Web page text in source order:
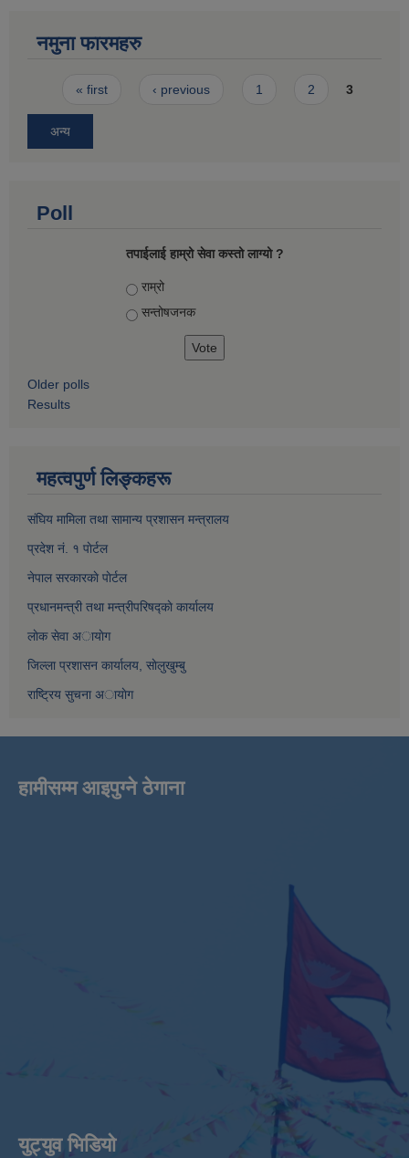
नमुना फारमहरु
Pages
« first ‹ previous 1 2 3
अन्य
Poll
तपाईलाई हाम्रो सेवा कस्तो लाग्यो ?
Choices
राम्रो
सन्तोषज‍नक
Older polls
Results
महत्वपुर्ण लिङ्कहरू
संघिय मामिला तथा सामान्य प्रशासन मन्त्रालय
प्रदेश नं. १ पाेर्टल
नेपाल सरकारकाे पाेर्टल
प्रधानमन्त्री तथा मन्त्रीपरिषद्काे कार्यालय
लाेक सेवा अायाेग
जिल्ला प्रशासन कार्यालय, साेलुखुम्बु
राष्ट्रिय सुचना अायाेग
हामीसम्म आइपुग्ने ठेगाना
युट्युव भिडियाे